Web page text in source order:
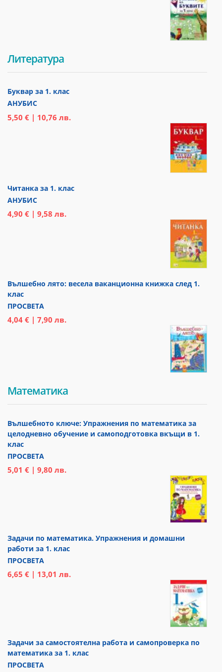
Литература
Буквар за 1. клас
АНУБИС
5,50 € | 10,76 лв.
Читанка за 1. клас
АНУБИС
4,90 € | 9,58 лв.
Вълшебно лято: весела ваканционна книжка след 1.
клас
ПРОСВЕТА
4,04 € | 7,90 лв.
Математика
Вълшебното ключе: Упражнения по математика за
целодневно обучение и самоподготовка вкъщи в 1.
клас
ПРОСВЕТА
5,01 € | 9,80 лв.
Задачи по математика. Упражнения и домашни
работи за 1. клас
ПРОСВЕТА
6,65 € | 13,01 лв.
Задачи за самостоятелна работа и самопроверка по
математика за 1. клас
ПРОСВЕТА